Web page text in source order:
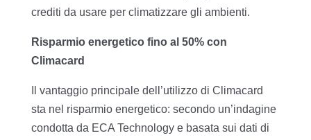
crediti da usare per climatizzare gli ambienti.
Risparmio energetico fino al 50% con
Climacard
Il vantaggio principale dell’utilizzo di Climacard
sta nel risparmio energetico: secondo un’indagine
condotta da ECA Technology e basata sui dati di